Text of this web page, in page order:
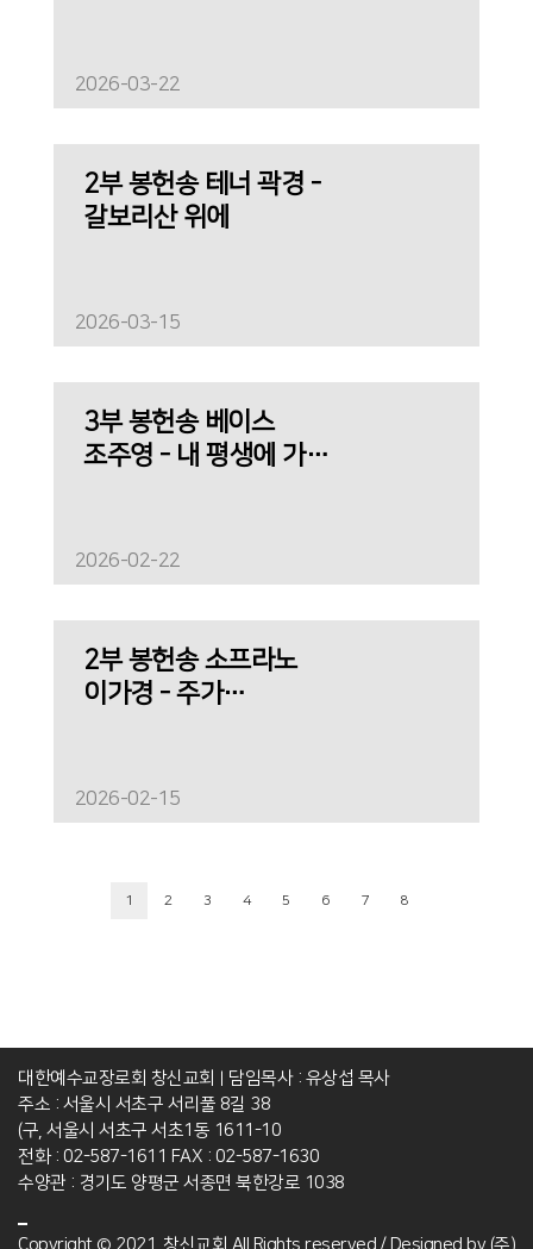
2026-03-22
2부 봉헌송 테너 곽경 -
갈보리산 위에
2026-03-15
3부 봉헌송 베이스
조주영 - 내 평생에 가는
2026-02-22
2부 봉헌송 소프라노
이가경 - 주가
2026-02-15
1 2 3 4 5 6 7 8
대한예수교장로회 창신교회
담임목사 : 유상섭 목사
주소 : 서울시 서초구 서리풀 8길 38
(구, 서울시 서초구 서초1동 1611-10
전화 : 02-587-1611 FAX : 02-587-1630
수양관 : 경기도 양평군 서종면 북한강로 1038
Copyright © 2021. 창신교회 All Rights reserved./ Designed by (주)